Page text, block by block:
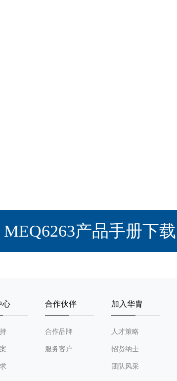
MEQ6263产品手册下载
心 合作伙伴
合作品牌
服务客户
加入华胄
人才策略
招贤纳士
团队风采